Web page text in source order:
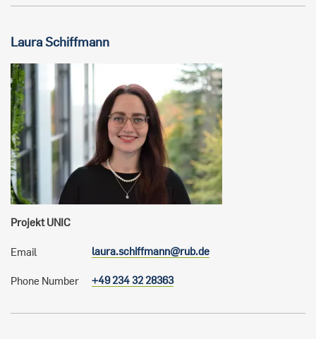
LauraSchiffmann
Projekt UNIC
Email laura.schiffmann@rub.de
Phone Number +49 234 32 28363